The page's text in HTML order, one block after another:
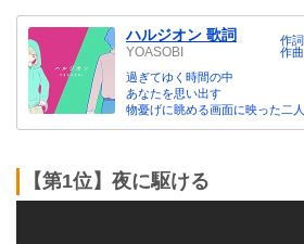
ハルジオン 歌詞
YOASOBI
作
作
過ぎてゆく時間の中
あなたを思い出す
物憂げに眺める画面に映った二
【第1位】夜に駆ける